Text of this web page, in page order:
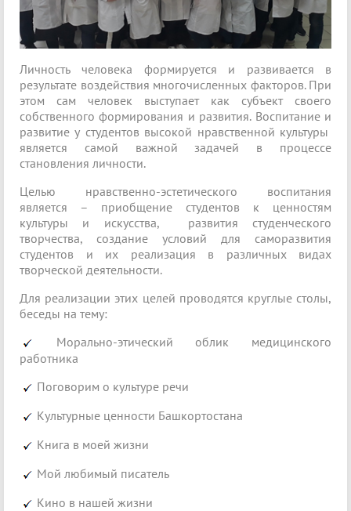
Личность человека формируется и развивается в
результате воздействия многочисленных факторов. При
этом сам человек выступает как субъект своего
собственного формирования и развития. Воспитание и
развитие у студентов высокой нравственной культуры
является самой важной задачей в процессе
становления личности.
Целью нравственно-эстетического воспитания
является – приобщение студентов к ценностям
культуры и искусства, развития студенческого
творчества, создание условий для саморазвития
студентов и их реализация в различных видах
творческой деятельности.
Для реализации этих целей проводятся круглые столы,
беседы на тему:
Морально-этический облик медицинского
работника
Поговорим о культуре речи
Культурные ценности Башкортостана
Книга в моей жизни
Мой любимый писатель
Кино в нашей жизни